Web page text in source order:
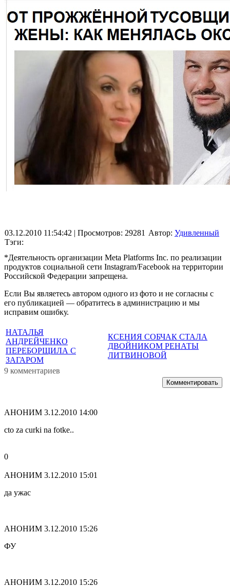
03.12.2010 11:54:42 | Просмотров: 29281
Тэги:
Автор: Удивленный
*Деятельность организации Meta Platforms Inc. по реализации
продуктов социальной сети Instagram/Facebook на территории
Российской Федерации запрещена.
Если Вы являетесь автором одного из фото и не согласны с
его публикацией — обратитесь в администрацию и мы
исправим ошибку.
НАТАЛЬЯ
АНДРЕЙЧЕНКО
ПЕРЕБОРЩИЛА С
ЗАГАРОМ
КСЕНИЯ СОБЧАК СТАЛА
ДВОЙНИКОМ РЕНАТЫ
ЛИТВИНОВОЙ
9 комментариев
Комментировать
АНОНИМ 3.12.2010 14:00
cto za curki na fotke..
0
АНОНИМ 3.12.2010 15:01
да ужас
АНОНИМ 3.12.2010 15:26
ФУ
АНОНИМ 3.12.2010 15:26